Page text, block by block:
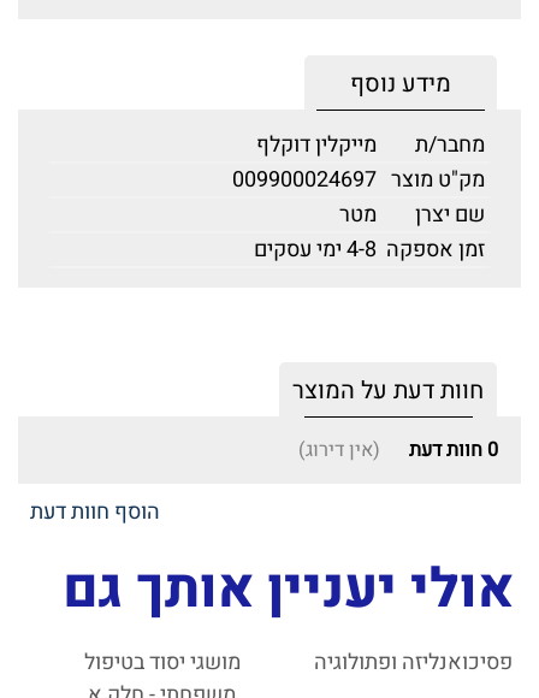
מידע נוסף
מחבר/ת
מייקלין דוקלף
מק"ט מוצר 009900024697
שם יצרן
מטר
זמן אספקה 4-8 ימי עסקים
חוות דעת על המוצר
0 חוות דעת (אין דירוג)
הוסף חוות דעת
אולי יעניין אותך גם
פסיכואנליזה ופתולוגיה
מושגי יסוד בטיפול